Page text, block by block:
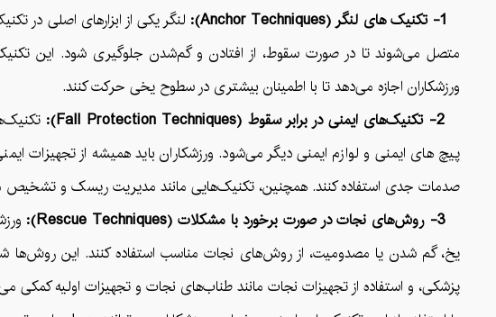
لنگر یکی از ابزارهای اصلی در
متصل می‌شوند تا در صورت سقوط، از افتادن و گم‌شدن جلوگیری شود. این تکنیک
ورزشکاران اجازه می‌دهد تا با اطمینان بیشتری در سطوح یخی حرکت کنند.
2- تکنیک‌های ایمنی در برابر سقوط (Fall Protection Techniques):
پیچ های ایمنی و لوازم ایمنی دیگر می‌شود. ورزشکاران باید همیشه از تجهیزات
صدمات جدی استفاده کنند. همچنین، تکنیک‌هایی مانند مدیریت ریسک و تشخیص
3- روش‌های نجات در صورت برخورد با مشکلات (Rescue Techniques):
یخ، گم شدن یا مصدومیت، از روش‌های نجات مناسب استفاده کنند. این روش‌ها
پزشکی، و استفاده از تجهیزات نجات مانند طناب‌های نجات و تجهیزات اولیه کمکی